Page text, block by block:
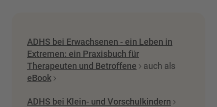
ADHS bei Erwachsenen - ein Leben in
Extremen: ein Praxisbuch für
Therapeuten und Betroffene
auch als
eBook
ADHS bei Klein- und Vorschulkindern